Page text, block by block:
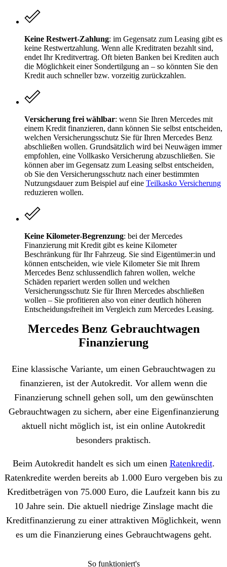
Keine Restwert-Zahlung: im Gegensatz zum Leasing gibt es
keine Restwertzahlung. Wenn alle Kreditraten bezahlt sind,
endet Ihr Kreditvertrag. Oft bieten Banken bei Krediten auch
die Möglichkeit einer Sondertilgung an – so könnten Sie den
Kredit auch schneller bzw. vorzeitig zurückzahlen.
Versicherung frei wählbar: wenn Sie Ihren Mercedes mit
einem Kredit finanzieren, dann können Sie selbst entscheiden,
welchen Versicherungsschutz Sie für Ihren Mercedes Benz
abschließen wollen. Grundsätzlich wird bei Neuwägen immer
empfohlen, eine Vollkasko Versicherung abzuschließen. Sie
können aber im Gegensatz zum Leasing selbst entscheiden,
ob Sie den Versicherungsschutz nach einer bestimmten
Nutzungsdauer zum Beispiel auf eine Teilkasko Versicherung
reduzieren wollen.
Keine Kilometer-Begrenzung: bei der Mercedes
Finanzierung mit Kredit gibt es keine Kilometer
Beschränkung für Ihr Fahrzeug. Sie sind Eigentümer:in und
können entscheiden, wie viele Kilometer Sie mit Ihrem
Mercedes Benz schlussendlich fahren wollen, welche
Schäden repariert werden sollen und welchen
Versicherungsschutz Sie für Ihren Mercedes abschließen
wollen – Sie profitieren also von einer deutlich höheren
Entscheidungsfreiheit im Vergleich zum Mercedes Leasing.
Mercedes Benz Gebrauchtwagen
Finanzierung
Eine klassische Variante, um einen Gebrauchtwagen zu
finanzieren, ist der Autokredit. Vor allem wenn die
Finanzierung schnell gehen soll, um den gewünschten
Gebrauchtwagen zu sichern, aber eine Eigenfinanzierung
aktuell nicht möglich ist, ist ein online Autokredit
besonders praktisch.
Beim Autokredit handelt es sich um einen Ratenkredit.
Ratenkredite werden bereits ab 1.000 Euro vergeben bis zu
Kreditbeträgen von 75.000 Euro, die Laufzeit kann bis zu
10 Jahre sein. Die aktuell niedrige Zinslage macht die
Kreditfinanzierung zu einer attraktiven Möglichkeit, wenn
es um die Finanzierung eines Gebrauchtwagens geht.
So funktioniert's